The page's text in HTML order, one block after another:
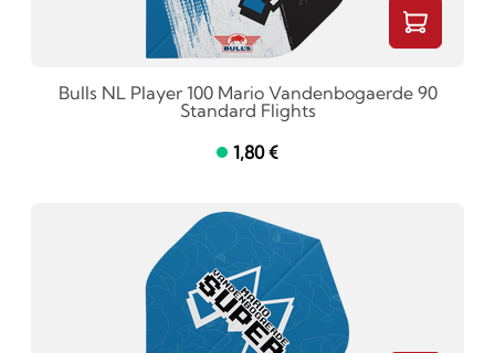
Bulls NL Player 100 Mario Vandenbogaerde 90
Standard Flights
1,80 €